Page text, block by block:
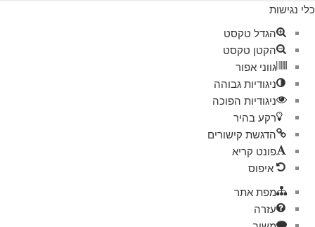
סרגל
כלי נגישות
הגדל טקסט
הקטן טקסט
גווני אפור
ניגודיות גבוהה
ניגודיות הפוכה
רקע בהיר
הדגשת קישורים
פונט קריא
איפוס
מפת אתר
עזרה